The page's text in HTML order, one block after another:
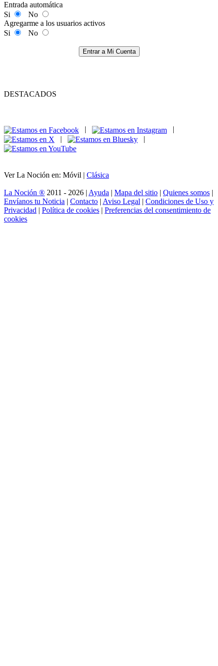
Entrada automática
Si
No
Agregarme a los usuarios activos
Si
No
Entrar a Mi Cuenta
DESTACADOS
|
|
Ver La Noción en: Móvil | Clásica
La Noción ® 2011 - 2026 | Ayuda | Mapa del sitio | Quienes somos |
Envíanos tu Noticia | Contacto | Aviso Legal | Condiciones de Uso y
Privacidad | Política de cookies | Preferencias del consentimiento de
cookies